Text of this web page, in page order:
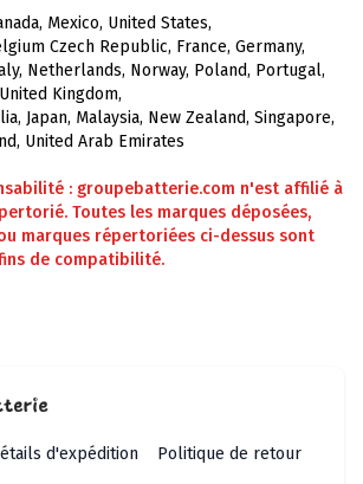
Mexico, United States,
Czech Republic, France, Germany,
Netherlands, Norway, Poland, Portugal,
Kingdom,
Japan, Malaysia, New Zealand, Singapore,
United Arab Emirates
: groupebatterie.com n'est affilié à
Toutes les marques déposées,
marques répertoriées ci-dessus sont
de compatibilité.
d'expédition
Politique de retour